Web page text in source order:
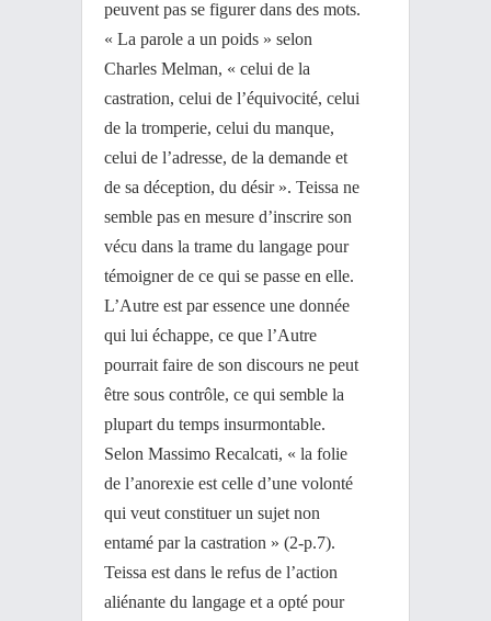
peuvent pas se figurer dans des mots.
« La parole a un poids » selon
Charles Melman, « celui de la
castration, celui de l’équivocité, celui
de la tromperie, celui du manque,
celui de l’adresse, de la demande et
de sa déception, du désir ». Teissa ne
semble pas en mesure d’inscrire son
vécu dans la trame du langage pour
témoigner de ce qui se passe en elle.
L’Autre est par essence une donnée
qui lui échappe, ce que l’Autre
pourrait faire de son discours ne peut
être sous contrôle, ce qui semble la
plupart du temps insurmontable.
Selon Massimo Recalcati, « la folie
de l’anorexie est celle d’une volonté
qui veut constituer un sujet non
entamé par la castration » (2-p.7).
Teissa est dans le refus de l’action
aliénante du langage et a opté pour